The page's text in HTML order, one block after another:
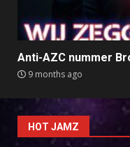
Anti-AZC nummer
9 months ago
HOT JAMZ